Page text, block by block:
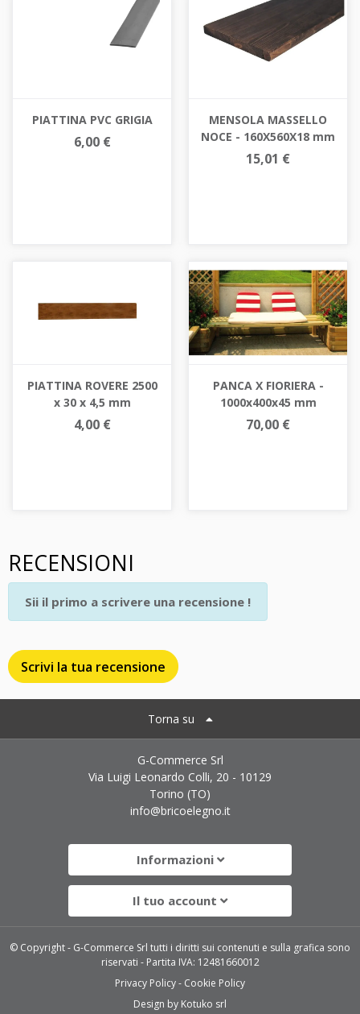
PIATTINA PVC GRIGIA
6,00 €
MENSOLA MASSELLO
NOCE - 160X560X18 mm
15,01 €
PIATTINA ROVERE 2500
x 30 x 4,5 mm
4,00 €
PANCA X FIORIERA -
1000x400x45 mm
70,00 €
RECENSIONI
Scrivi la tua recensione
Sii il primo a scrivere una recensione !
Torna su
G-Commerce Srl
Via Luigi Leonardo Colli, 20 - 10129
Torino (TO)
info@bricoelegno.it
Informazioni
Il tuo account
© Copyright - G-Commerce Srl tutti i diritti sui contenuti e sulla grafica sono
riservati - Partita IVA: 12481660012
Privacy Policy
Cookie Policy
Design by Kotuko srl